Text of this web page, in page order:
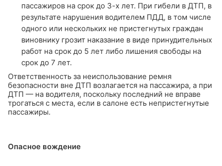
пассажиров на срок до 3-х лет. При гибели в ДТП, в
результате нарушения водителем ПДД, в том числе
одного или нескольких не пристегнутых граждан
виновнику грозит наказание в виде принудительных
работ на срок до 5 лет либо лишения свободы на
срок до 7 лет.
Ответственность за неиспользование ремня
безопасности вне ДТП возлагается на пассажира, а при
ДТП — на водителя, поскольку последний не вправе
трогаться с места, если в салоне есть непристегнутые
пассажиры.
Опасное вождение